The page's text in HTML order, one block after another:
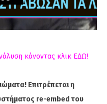
κάνοντας κλικ ΕΔΩ!
Επιτρέπεται η
re-embed του